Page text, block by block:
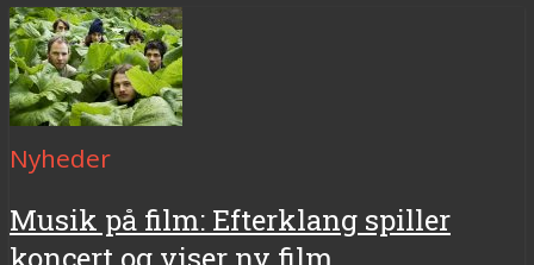
Nyheder
Musik på film: Efterklang spiller